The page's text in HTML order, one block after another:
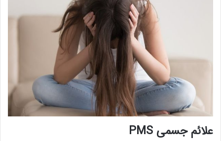
علائم جسمی PMS